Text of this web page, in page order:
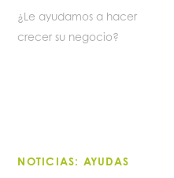
¿Le ayudamos a hacer
crecer su negocio?
NOTICIAS: AYUDAS